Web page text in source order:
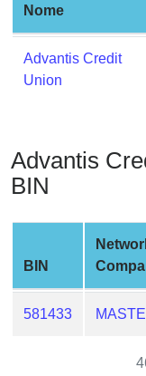
Random
Credit
Card
Generator
Card
from
BIN
Credit
Checker
Service
Nome
Advantis Credit
Union
Advantis
BIN
BIN
581433